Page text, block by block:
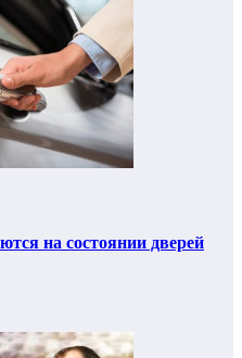
на состоянии дверей